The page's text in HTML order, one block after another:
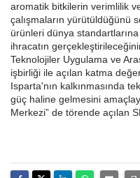
aromatik bitkilerin verimlilik
çalışmaların yürütüldüğünü
ürünleri dünya
ihracatın
Teknolojiler Uygulama ve
işbirliği ile açılan katma
Isparta'nın kalkınmasında
güç haline gelmesini
Merkezi” de törende açılan